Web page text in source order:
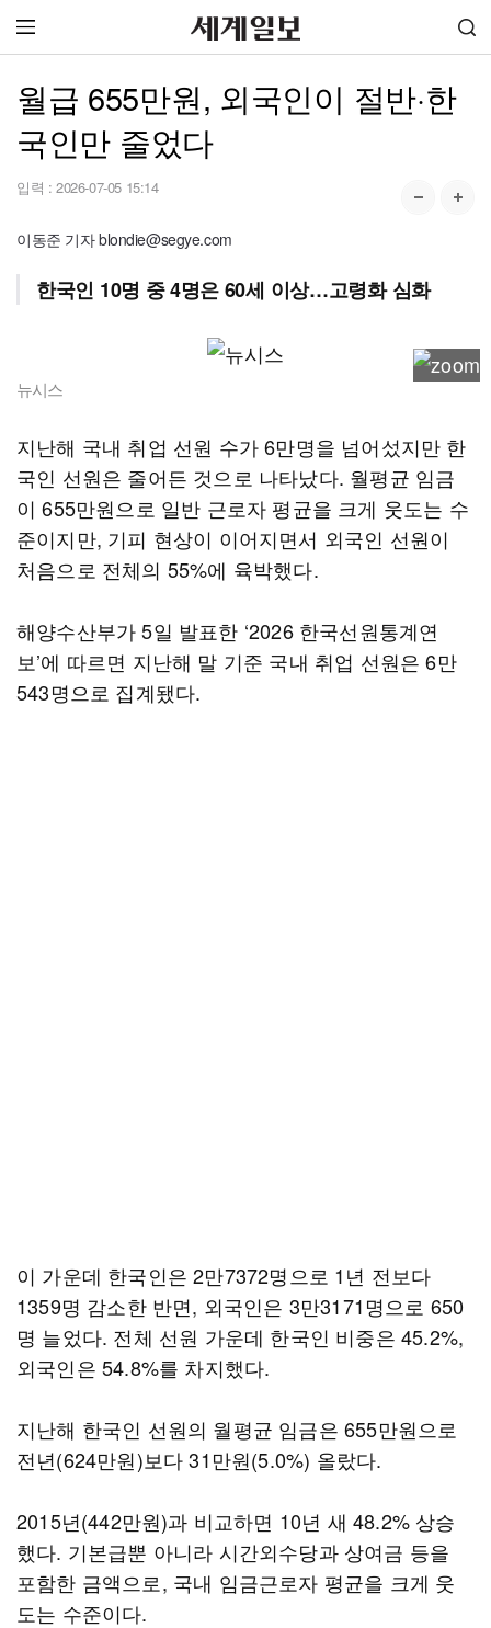
월급 655만원, 외국인이 절반·한
국인만 줄었다
입력 : 2026-07-05 15:14
이동준 기자 blondie@segye.com
한국인 10명 중 4명은 60세 이상…고령화 심화
뉴시스
지난해 국내 취업 선원 수가 6만명을 넘어섰지만 한
국인 선원은 줄어든 것으로 나타났다. 월평균 임금
이 655만원으로 일반 근로자 평균을 크게 웃도는 수
준이지만, 기피 현상이 이어지면서 외국인 선원이
처음으로 전체의 55%에 육박했다.
해양수산부가 5일 발표한 ‘2026 한국선원통계연
보’에 따르면 지난해 말 기준 국내 취업 선원은 6만
543명으로 집계됐다.
이 가운데 한국인은 2만7372명으로 1년 전보다
1359명 감소한 반면, 외국인은 3만3171명으로 650
명 늘었다. 전체 선원 가운데 한국인 비중은 45.2%,
외국인은 54.8%를 차지했다.
지난해 한국인 선원의 월평균 임금은 655만원으로
전년(624만원)보다 31만원(5.0%) 올랐다.
2015년(442만원)과 비교하면 10년 새 48.2% 상승
했다. 기본급뿐 아니라 시간외수당과 상여금 등을
포함한 금액으로, 국내 임금근로자 평균을 크게 웃
도는 수준이다.